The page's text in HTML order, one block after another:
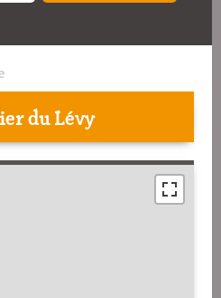
du Lévy